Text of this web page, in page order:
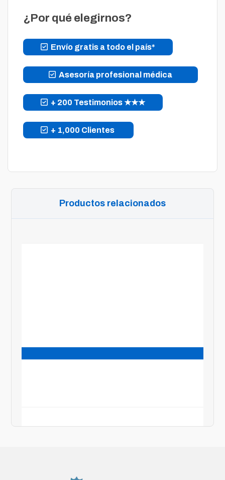
¿Por qué elegirnos?
Envío gratis a todo el país*
Asesoría profesional médica
+ 200 Testimonios ★★★
+ 1,000 Clientes
Productos relacionados